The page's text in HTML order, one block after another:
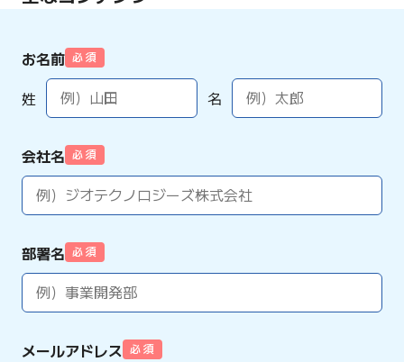
お名前 必 須
姓 名
会社名 必 須
部署名 必 須
メールアドレス 必 須